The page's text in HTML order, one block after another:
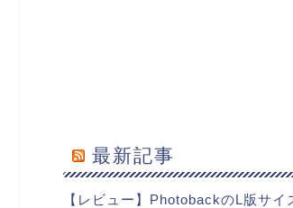
最新記事
【レビュー】PhotobackのL版サイ